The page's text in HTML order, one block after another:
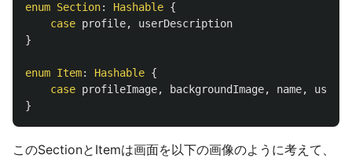
enum Section: Hashable {
case profile,
userDescription
}
enum Item: Hashable {
case profileImage, backgroundImage, name,
}
このSectionとItemは画面を以下の画像のように考えて、